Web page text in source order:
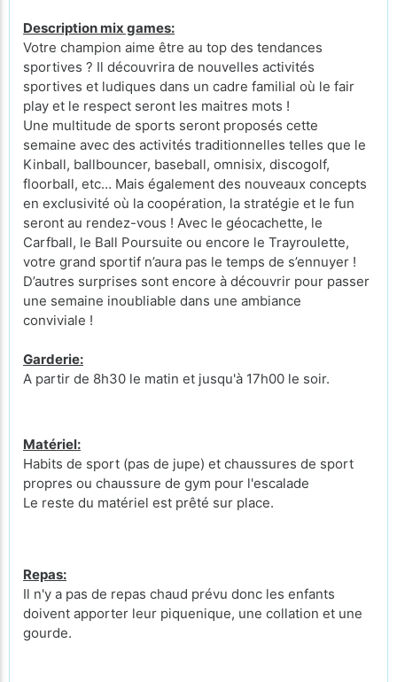
Description mix games:
Votre champion aime être au top des tendances
sportives ? Il découvrira de nouvelles activités
sportives et ludiques dans un cadre familial où le fair
play et le respect seront les maitres mots !
Une multitude de sports seront proposés cette
semaine avec des activités traditionnelles telles que le
Kinball, ballbouncer, baseball, omnisix, discogolf,
floorball, etc… Mais également des nouveaux concepts
en exclusivité où la coopération, la stratégie et le fun
seront au rendez-vous ! Avec le géocachette, le
Carfball, le Ball Poursuite ou encore le Trayroulette,
votre grand sportif n’aura pas le temps de s’ennuyer !
D’autres surprises sont encore à découvrir pour passer
une semaine inoubliable dans une ambiance
conviviale !
Garderie:
A partir de 8h30 le matin et jusqu'à 17h00 le soir.
Matériel:
Habits de sport (pas de jupe) et chaussures de sport
propres ou chaussure de gym pour l'escalade
Le reste du matériel est prêté sur place.
Repas:
Il n'y a pas de repas chaud prévu donc les enfants
doivent apporter leur piquenique, une collation et une
gourde.